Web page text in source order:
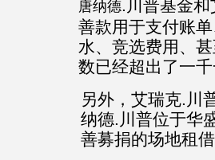
唐纳德.川普基金
善款用于支付账
水、竞选费用、
数已经超出了一千
另外，艾瑞克.川
纳德.川普位于华
善募捐的场地租借